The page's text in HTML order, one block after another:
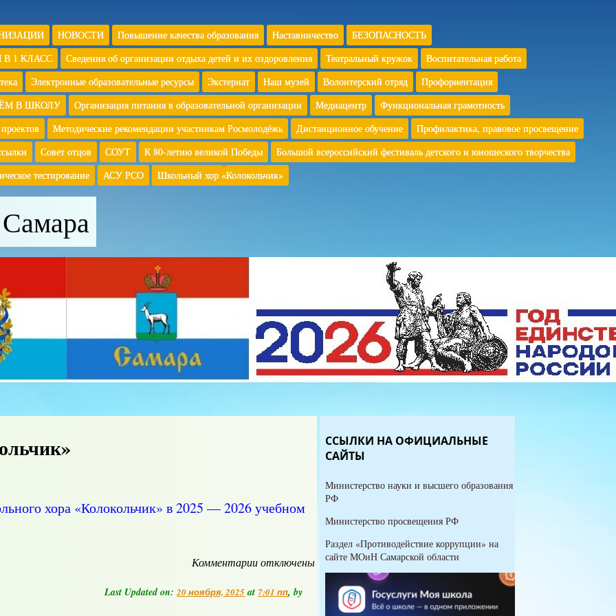
НОВОСТИ Повышение качества образования Наставничество
БЕЗОПАСНОСТЬ
1 КЛАСС Сведения об организации отдыха детей и их оздоровления Театральный кружок
Воспитательная работа
Электронные образовательные ресурсы Экстернат Наш музей Волонтерский отряд
Профориентация
В ШКОЛУ Организация питания в образовательной организации Медиацентр
Функциональная грамотность
Методические рекомендации участникам Росмолодёжь Дистанционное обучение
Профилактика, правовое просвещение
Совет отцов СОУТ К 80-летию великой Победы
Большой всероссийский фестиваль детского и юношеского творчества
тестирование АСУ РСО Школьный хор «Колокольчик»
хора «Колокольчик» в 2025 — 2026 учебном
Комментариик
Школьный
отключены
Last Updated on:20 ноября, 2025at 7:01 пп, by
ССЫЛКИ НА ОФИЦИАЛЬНЫЕ
САЙТЫ
Министерство науки и высшего образования
РФ
Министерство просвещения РФ
Раздел «Противодействие коррупции» на
сайте МОиН Самарской области